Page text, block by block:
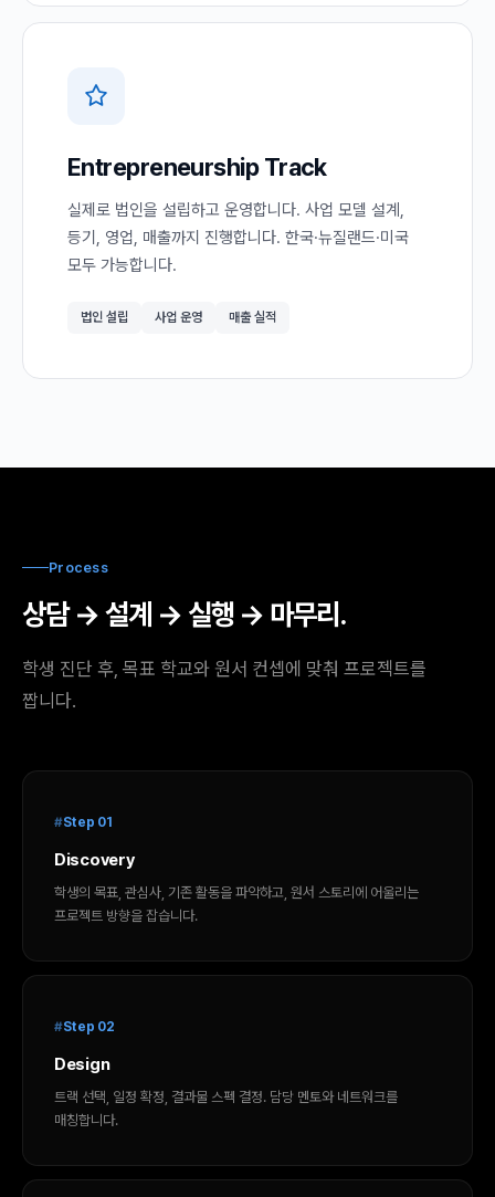
Entrepreneurship Track
실제로 법인을 설립하고 운영합니다. 사업 모델 설계,
등기, 영업, 매출까지 진행합니다. 한국·뉴질랜드·미국
모두 가능합니다.
법인 설립 사업 운영 매출 실적
Process
상담 → 설계 → 실행 → 마무리.
학생 진단 후, 목표 학교와 원서 컨셉에 맞춰 프로젝트를
짭니다.
Step 01
Discovery
학생의 목표, 관심사, 기존 활동을 파악하고, 원서 스토리에 어울리는
프로젝트 방향을 잡습니다.
Step 02
Design
트랙 선택, 일정 확정, 결과물 스펙 결정. 담당 멘토와 네트워크를
매칭합니다.